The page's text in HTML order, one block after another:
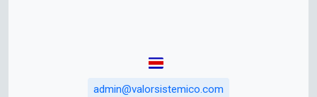
admin@valorsistemico.com